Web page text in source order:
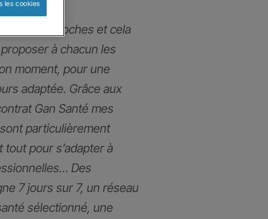
très proches et cela
à chacun les
moment, pour une
adaptée. Grâce aux
Gan Santé mes
particulièrement
tout pour s’adapter à
Des
7 jours sur 7, un réseau
sélectionné, une
les cookies